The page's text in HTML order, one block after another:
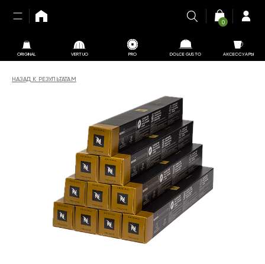
ORIGINAL VERTUO PRO DOLCE GUSTO АКСЕССУАРЫ
0
НАЗАД К РЕЗУЛЬТАТАМ